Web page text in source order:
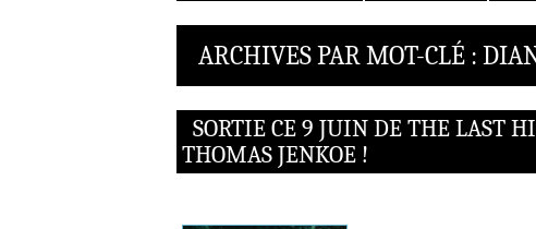
ARCHIVES PAR MOT-CLÉ :
SORTIE CE 9 JUIN DE THE LAST
THOMAS JENKOE !